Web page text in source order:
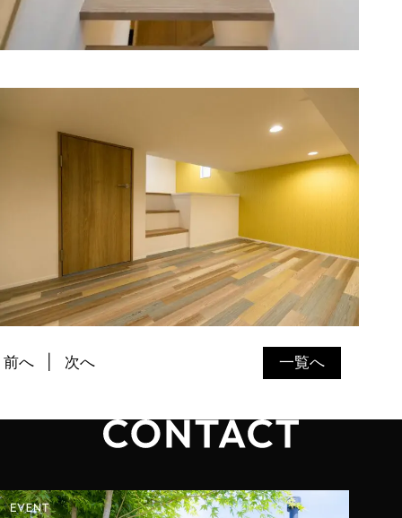
一覧へ
前へ 次へ